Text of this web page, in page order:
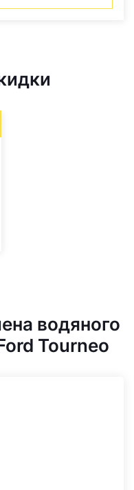
водяного
Tourneo